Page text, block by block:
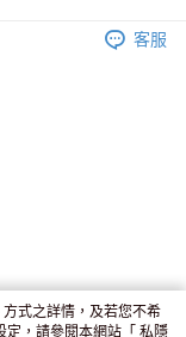
，7天內取。逾期後
客服
式之詳情，及若您不希
，請參閱本網站「 私隱